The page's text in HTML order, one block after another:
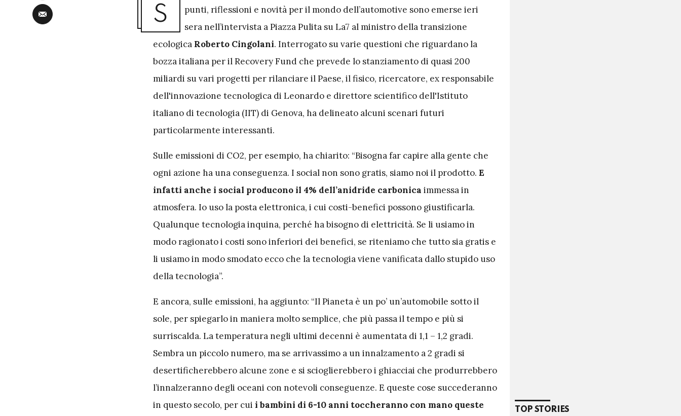
S
punti, riflessioni e novità per il mondo dell’automotive sono emerse ieri
sera nell’intervista a Piazza Pulita su La7 al ministro della transizione
ecologica Roberto Cingolani. Interrogato su varie questioni che riguardano la
bozza italiana per il Recovery Fund che prevede lo stanziamento di quasi 200
miliardi su vari progetti per rilanciare il Paese, il fisico, ricercatore, ex responsabile
dell'innovazione tecnologica di Leonardo e direttore scientifico dell'Istituto
italiano di tecnologia (IIT) di Genova, ha delineato alcuni scenari futuri
particolarmente interessanti.
Sulle emissioni di CO2, per esempio, ha chiarito: “Bisogna far capire alla gente che
ogni azione ha una conseguenza. I social non sono gratis, siamo noi il prodotto. E
infatti anche i social producono il 4% dell’anidride carbonica immessa in
atmosfera. Io uso la posta elettronica, i cui costi-benefici possono giustificarla.
Qualunque tecnologia inquina, perché ha bisogno di elettricità. Se li usiamo in
modo ragionato i costi sono inferiori dei benefici, se riteniamo che tutto sia gratis e
li usiamo in modo smodato ecco che la tecnologia viene vanificata dallo stupido uso
della tecnologia”.
E ancora, sulle emissioni, ha aggiunto: “Il Pianeta è un po’ un’automobile sotto il
sole, per spiegarlo in maniera molto semplice, che più passa il tempo e più si
surriscalda. La temperatura negli ultimi decenni è aumentata di 1,1 – 1,2 gradi.
Sembra un piccolo numero, ma se arrivassimo a un innalzamento a 2 gradi si
desertificherebbero alcune zone e si scioglierebbero i ghiacciai che produrrebbero
l’innalzeranno degli oceani con notevoli conseguenze. E queste cose succederanno
in questo secolo, per cui i bambini di 6-10 anni toccheranno con mano queste
TOP STORIES